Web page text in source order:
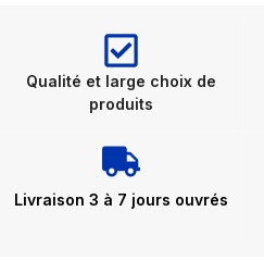
Qualité et large choix de
produits
Livraison 3 à 7 jours ouvrés